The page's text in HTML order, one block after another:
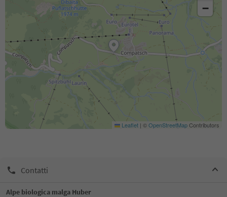
−
Leaflet | ©OpenStreetMapContributors
Contatti
Alpe biologica malga Huber